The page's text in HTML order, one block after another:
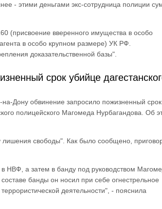
- этими деньгами экс-сотрудница полиции
(присвоение вверенного имущества в особо
в особо крупном размере) УК РФ.
доказательственной базы".
срок убийце
Дону обвинение запросило пожизненный
полицейского Магомеда Нурбагандова. Об
лишения свободы". Как было сообщено,
НВФ, а затем в банду под руководством
банды он носил при себе огнестрельное
деятельности", - пояснила